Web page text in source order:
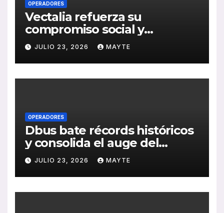
OPERADORES
Vectalia refuerza su
compromiso social y
medioambiental con la
publicación de su Memoria
de RSC 2025
JULIO 23, 2026 MAYTE
OPERADORES
Dbus bate récords históricos
y consolida el auge del
transporte público en San
Sebastián
JULIO 23, 2026 MAYTE